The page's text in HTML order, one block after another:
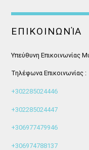
ΕΠΙΚΟΙΝΩΝΊΑ
Υπεύθυνη Επικοινωνίας
Τηλέφωνα Επικοινωνίας :
+302285024446
+302285024447
+306977479946
+306974788137